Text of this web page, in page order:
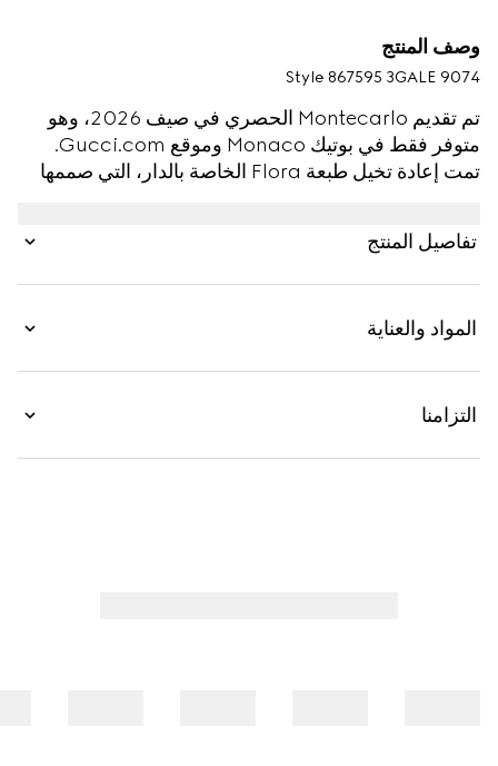
وصف المنتج
Style ‎867595 3GALE 9074
تم تقديم Montecarlo الحصري في صيف 2026، وهو
متوفر فقط في بوتيك Monaco وموقع Gucci.com.
تمت إعادة تخيل طبعة Flora الخاصة بالدار، التي صممها
كامل القماش مع تقليم بلون مغاير.
تفاصيل المنتج
المواد والعناية
التزامنا